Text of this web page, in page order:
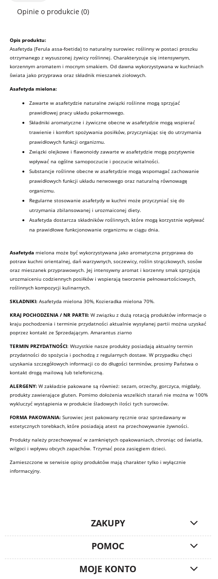
Opinie o produkcie (0)
Opis produktu:
Asafetyda (Ferula assa-foetida) to naturalny surowiec roślinny w postaci proszku
otrzymanego z wysuszonej żywicy roślinnej. Charakteryzuje się intensywnym,
korzennym aromatem i mocnym smakiem. Od dawna wykorzystywana w kuchniach
świata jako przyprawa oraz składnik mieszanek ziołowych.
Asafetyda mielona:
Zawarte w asafetydzie naturalne związki roślinne mogą sprzyjać
prawidłowej pracy układu pokarmowego.
Składniki aromatyczne i żywiczne obecne w asafetydzie mogą wspierać
trawienie i komfort spożywania posiłków, przyczyniając się do utrzymania
prawidłowych funkcji organizmu.
Związki olejkowe i flawonoidy zawarte w asafetydzie mogą pozytywnie
wpływać na ogólne samopoczucie i poczucie witalności.
Substancje roślinne obecne w asafetydzie mogą wspomagać zachowanie
prawidłowych funkcji układu nerwowego oraz naturalną równowagę
organizmu.
Regularne stosowanie asafetydy w kuchni może przyczyniać się do
utrzymania zbilansowanej i urozmaiconej diety.
Asafetyda dostarcza składników roślinnych, które mogą korzystnie wpływać
na prawidłowe funkcjonowanie organizmu w ciągu dnia.
Asafetyda mielona może być wykorzystywana jako aromatyczna przyprawa do
potraw kuchni orientalnej, dań warzywnych, soczewicy, roślin strączkowych, sosów
oraz mieszanek przyprawowych. Jej intensywny aromat i korzenny smak sprzyjają
urozmaiceniu codziennych posiłków i wspierają tworzenie pełnowartościowych,
roślinnych kompozycji kulinarnych.
SKŁADNIKI: Asafetyda mielona 30%, Kozieradka mielona 70%.
KRAJ POCHODZENIA / NR PARTII: W związku z dużą rotacją produktów informacje o
kraju pochodzenia i terminie przydatności aktualnie wysyłanej partii można uzyskać
poprzez kontakt ze Sprzedającym. Amarantus ziarno
TERMIN PRZYDATNOŚCI: Wszystkie nasze produkty posiadają aktualny termin
przydatności do spożycia i pochodzą z regularnych dostaw. W przypadku chęci
uzyskania szczegółowych informacji co do długości terminów, prosimy Państwa o
kontakt drogą mailową lub telefoniczną.
ALERGENY: W zakładzie pakowane są również: sezam, orzechy, gorczyca, migdały,
produkty zawierające gluten. Pomimo dołożenia wszelkich starań nie można w 100%
wykluczyć wystąpienia w produkcie śladowych ilości tych surowców.
FORMA PAKOWANIA: Surowiec jest pakowany ręcznie oraz sprzedawany w
estetycznych torebkach, które posiadają atest na przechowywanie żywności.
Produkty należy przechowywać w zamkniętych opakowaniach, chroniąc od światła,
wilgoci i wpływu obcych zapachów. Trzymać poza zasięgiem dzieci.
Zamieszczone w serwisie opisy produktów mają charakter tylko i wyłącznie
informacyjny.
ZAKUPY
POMOC
MOJE KONTO